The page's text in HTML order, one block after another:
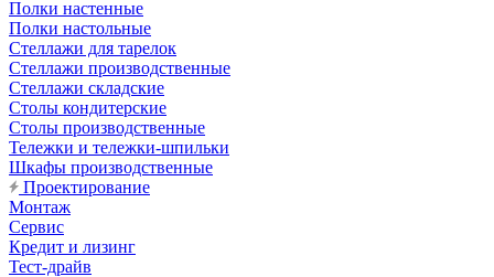
Полки настенные
Полки настольные
Стеллажи для тарелок
Стеллажи производственные
Стеллажи складские
Столы кондитерские
Столы производственные
Тележки и тележки-шпильки
Шкафы производственные
Проектирование
Монтаж
Сервис
Кредит и лизинг
Тест-драйв